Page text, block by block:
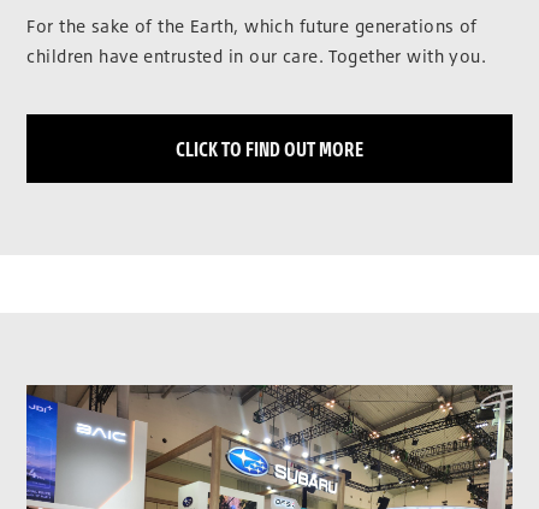
For the sake of the Earth, which future generations of
children have entrusted in our care. Together with you.
CLICK TO FIND OUT MORE